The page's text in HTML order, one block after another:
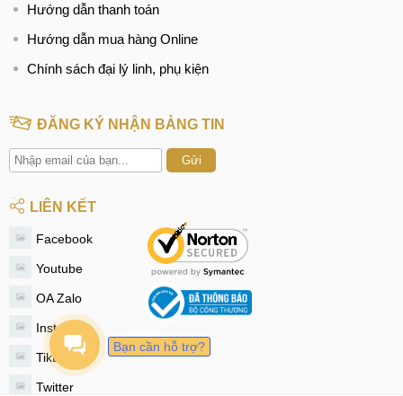
Hướng dẫn thanh toán
Hướng dẫn mua hàng Online
Chính sách đại lý linh, phụ kiện
ĐĂNG KÝ NHẬN BẢNG TIN
Gửi
LIÊN KẾT
Facebook
Youtube
OA Zalo
Instagram
Tiktok
Twitter
Bạn cần hỗ trợ?